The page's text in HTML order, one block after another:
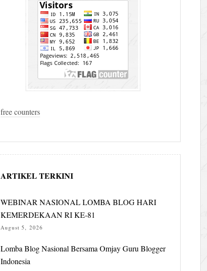
free counters
ARTIKEL TERKINI
WEBINAR NASIONAL LOMBA BLOG HARI
KEMERDEKAAN RI KE-81
August 5, 2026
Lomba Blog Nasional Bersama Omjay Guru Blogger
Indonesia